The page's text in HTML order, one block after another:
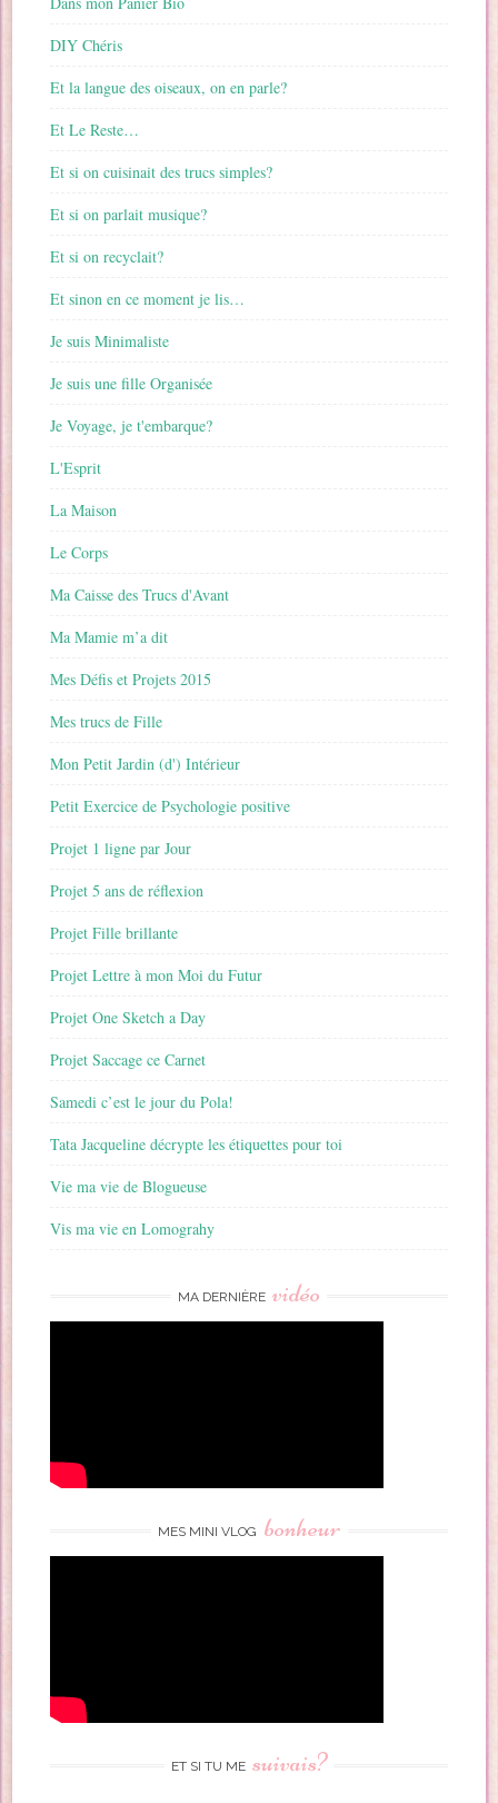
DIY Chéris
Et la langue des oiseaux, on en parle?
Et Le Reste…
Et si on cuisinait des trucs simples?
Et si on parlait musique?
Et si on recyclait?
Et sinon en ce moment je lis…
Je suis Minimaliste
Je suis une fille Organisée
Je Voyage, je t'embarque?
L'Esprit
La Maison
Le Corps
Ma Caisse des Trucs d'Avant
Ma Mamie m’a dit
Mes Défis et Projets 2015
Mes trucs de Fille
Mon Petit Jardin (d') Intérieur
Petit Exercice de Psychologie positive
Projet 1 ligne par Jour
Projet 5 ans de réflexion
Projet Fille brillante
Projet Lettre à mon Moi du Futur
Projet One Sketch a Day
Projet Saccage ce Carnet
Samedi c’est le jour du Pola!
Tata Jacqueline décrypte les étiquettes pour toi
Vie ma vie de Blogueuse
Vis ma vie en Lomograhy
MA DERNIÈRE vidéo
MES MINI VLOG bonheur
ET SI TU ME suivais?